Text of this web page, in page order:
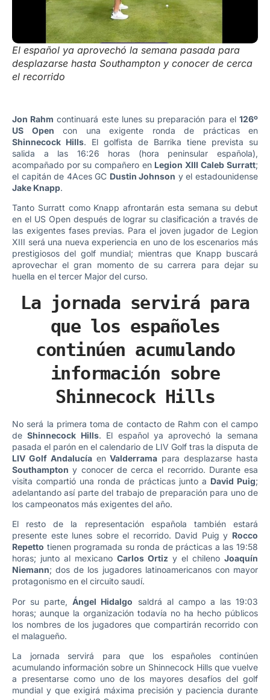
El español ya aprovechó la semana pasada para
desplazarse hasta Southampton y conocer de cerca
el recorrido
Jon Rahm continuará este lunes su preparación para el126º
US Open con una exigente ronda de prácticas en
Shinnecock Hills. El golfista de Barrika tiene prevista su
salida a las 16:26 horas (hora peninsular española),
acompañado por su compañero en Legion XIII Caleb Surratt;
el capitán de 4Aces GC Dustin Johnson y el estadounidense
Jake Knapp.
Tanto Surratt como Knapp afrontarán esta semana su debut
en el US Open después de lograr su clasificación a través de
las exigentes fases previas. Para el joven jugador de Legion
XIII será una nueva experiencia en uno de los escenarios más
prestigiosos del golf mundial; mientras que Knapp buscará
aprovechar el gran momento de su carrera para dejar su
huella en el tercer Major del curso.
La jornada servirá para
que los españoles
continúen acumulando
información sobre
Shinnecock Hills
No será la primera toma de contacto de Rahm con el campo
deShinnecock Hills. El español ya aprovechó la semana
pasada el parón en el calendario de LIV Golf tras la disputa de
LIV Golf AndalucíaenValderrama para desplazarse hasta
Southampton y conocer de cerca el recorrido. Durante esa
visita compartió una ronda de prácticas junto a David Puig;
adelantando así parte del trabajo de preparación para uno de
los campeonatos más exigentes del año.
El resto de la representación española también estará
presente este lunes sobre el recorrido. David Puig y Rocco
Repetto tienen programada su ronda de prácticas a las 19:58
horas; junto al mexicano Carlos Ortiz y el chileno Joaquín
Niemann; dos de los jugadores latinoamericanos con mayor
protagonismo en el circuito saudí.
Por su parte,Ángel Hidalgo saldrá al campo a las 19:03
horas; aunque la organización todavía no ha hecho públicos
los nombres de los jugadores que compartirán recorrido con
el malagueño.
La jornada servirá para que los españoles continúen
acumulando información sobre un Shinnecock Hills que vuelve
a presentarse como uno de los mayores desafíos del golf
mundial y que exigirá máxima precisión y paciencia durante